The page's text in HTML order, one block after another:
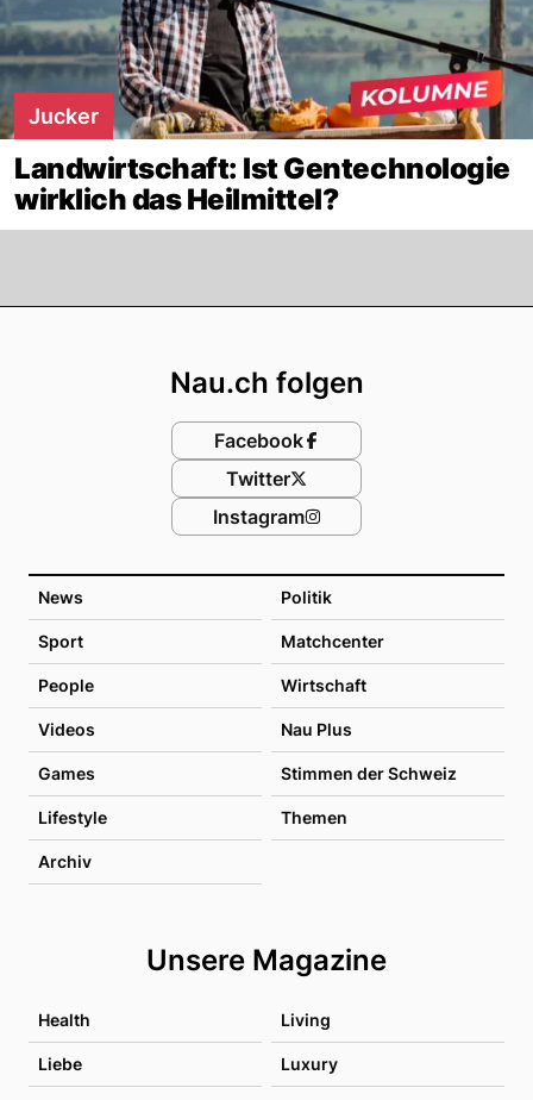
Jucker
Landwirtschaft: Ist Gentechnologie
wirklich das Heilmittel?
News Politik
Sport Matchcenter
People Wirtschaft
Videos Nau Plus
Games Stimmen der Schweiz
Lifestyle Themen
Archiv
Unsere Magazine
Health Living
Liebe Luxury
Nau.ch folgen
Facebook
Twitter
Instagram